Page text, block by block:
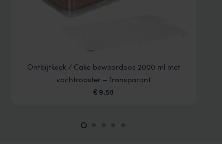
Ontbijtkoek / Cake bewaardoos 2000 ml met
vochtrooster – Transparant
€ 9.50